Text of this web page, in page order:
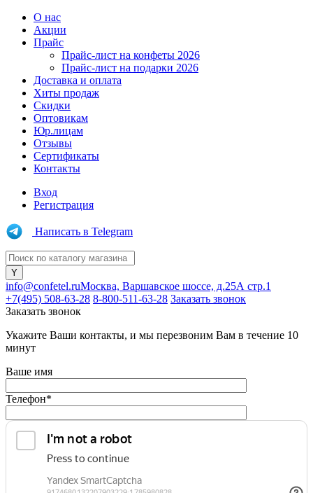
О нас
Акции
Прайс
Прайс-лист на конфеты 2026
Прайс-лист на подарки 2026
Доставка и оплата
Хиты продаж
Скидки
Оптовикам
Юр.лицам
Отзывы
Сертификаты
Контакты
Вход
Регистрация
Написать в Telegram
info@confetel.ruМосква, Варшавское шоссе, д.25А стр.1
+7(495) 508-63-28 8-800-511-63-28 Заказать звонок
Заказать звонок
Укажите Ваши контакты, и мы перезвоним Вам в течение 10
минут
Ваше имя
Телефон*